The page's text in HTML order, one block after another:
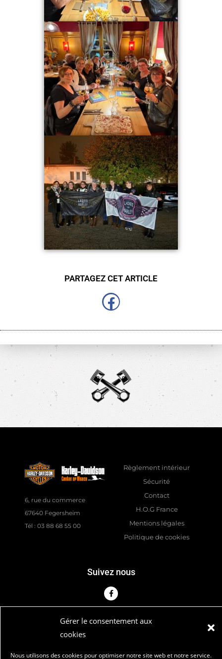
Gérer le consentement aux
cookies
Nous utilisons des cookies pour optimiser notre site web et notre service.
PARTAGEZ CET ARTICLE
6, rue du commerce
67640 Fegersheim
Tél : 03 88 68 55 00
Règlement intérieur
Sécurité
Contact
H.O.G France
Mentions légales
Politique de cookies
Suivez nous